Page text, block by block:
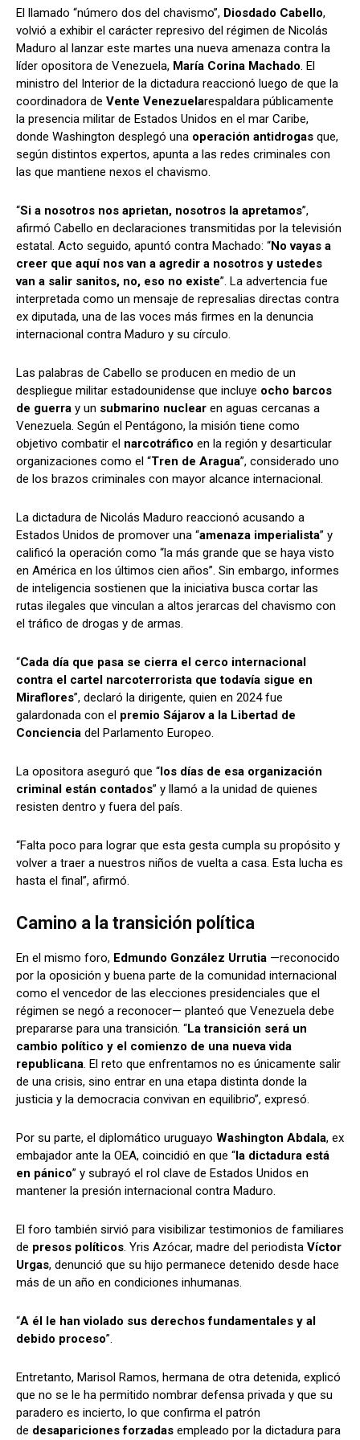
Comparta
Facebook X WhatsApp
Síganos
Comparta
Facebook X WhatsApp
Síganos
El llamado “número dos del chavismo”, Diosdado Cabello,
volvió a exhibir el carácter represivo del régimen de Nicolás
Maduro al lanzar este martes una nueva amenaza contra la
líder opositora de Venezuela, María Corina Machado. El
ministro del Interior de la dictadura reaccionó luego de que la
coordinadora de Vente Venezuelarespaldara públicamente
la presencia militar de Estados Unidos en el mar Caribe,
donde Washington desplegó una operación antidrogas que,
según distintos expertos, apunta a las redes criminales con
las que mantiene nexos el chavismo.
“Si a nosotros nos aprietan, nosotros la apretamos”,
afirmó Cabello en declaraciones transmitidas por la televisión
estatal. Acto seguido, apuntó contra Machado: “No vayas a
creer que aquí nos van a agredir a nosotros y ustedes
van a salir sanitos, no, eso no existe”. La advertencia fue
interpretada como un mensaje de represalias directas contra
ex diputada, una de las voces más firmes en la denuncia
internacional contra Maduro y su círculo.
Las palabras de Cabello se producen en medio de un
despliegue militar estadounidense que incluye ocho barcos
de guerra y un submarino nuclear en aguas cercanas a
Venezuela. Según el Pentágono, la misión tiene como
objetivo combatir el narcotráfico en la región y desarticular
organizaciones como el “Tren de Aragua”, considerado uno
de los brazos criminales con mayor alcance internacional.
La dictadura de Nicolás Maduro reaccionó acusando a
Estados Unidos de promover una “amenaza imperialista” y
calificó la operación como “la más grande que se haya visto
en América en los últimos cien años”. Sin embargo, informes
de inteligencia sostienen que la iniciativa busca cortar las
rutas ilegales que vinculan a altos jerarcas del chavismo con
el tráfico de drogas y de armas.
“Cada día que pasa se cierra el cerco internacional
contra el cartel narcoterrorista que todavía sigue en
Miraflores”, declaró la dirigente, quien en 2024 fue
galardonada con el premio Sájarov a la Libertad de
Conciencia del Parlamento Europeo.
La opositora aseguró que “los días de esa organización
criminal están contados” y llamó a la unidad de quienes
resisten dentro y fuera del país.
“Falta poco para lograr que esta gesta cumpla su propósito y
volver a traer a nuestros niños de vuelta a casa. Esta lucha es
hasta el final”, afirmó.
Camino a la transición política
En el mismo foro, Edmundo González Urrutia —reconocido
por la oposición y buena parte de la comunidad internacional
como el vencedor de las elecciones presidenciales que el
régimen se negó a reconocer— planteó que Venezuela debe
prepararse para una transición. “La transición será un
cambio político y el comienzo de una nueva vida
republicana. El reto que enfrentamos no es únicamente salir
de una crisis, sino entrar en una etapa distinta donde la
justicia y la democracia convivan en equilibrio”, expresó.
Por su parte, el diplomático uruguayo Washington Abdala, ex
embajador ante la OEA, coincidió en que “la dictadura está
en pánico” y subrayó el rol clave de Estados Unidos en
mantener la presión internacional contra Maduro.
El foro también sirvió para visibilizar testimonios de familiares
de presos políticos. Yris Azócar, madre del periodista Víctor
Urgas, denunció que su hijo permanece detenido desde hace
más de un año en condiciones inhumanas.
“A él le han violado sus derechos fundamentales y al
debido proceso”.
Entretanto, Marisol Ramos, hermana de otra detenida, explicó
que no se le ha permitido nombrar defensa privada y que su
paradero es incierto, lo que confirma el patrón
de desapariciones forzadas empleado por la dictadura para